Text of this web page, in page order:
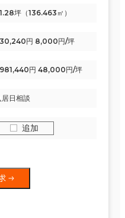
坪（136.463㎡）
円 8,000円/坪
円 48,000円/坪
居日相談
追加